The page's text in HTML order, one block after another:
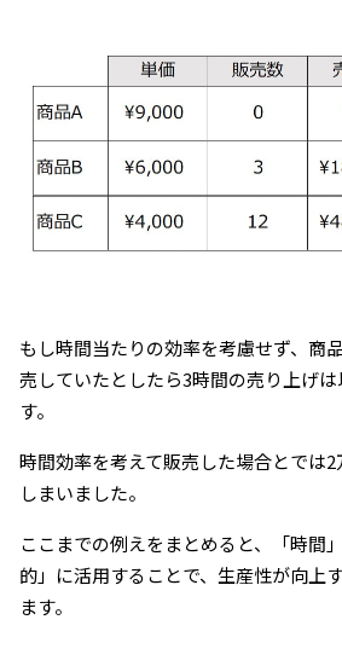
もし時間当たりの効率を考慮せず、商
売していたとしたら3時間の売り上げ
す。
時間効率を考えて販売した場合とでは
しまいました。
ここまでの例えをまとめると、「時間
的」に活用することで、生産性が向上
ます。